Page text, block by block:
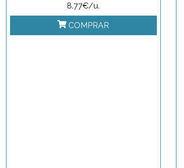
8.77€/u.
COMPRAR